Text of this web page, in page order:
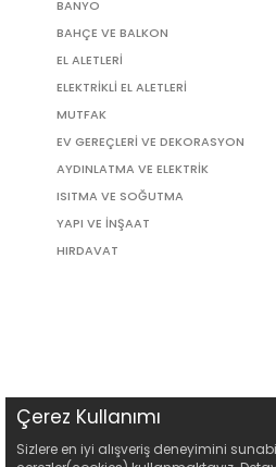
BANYO
BAHÇE VE BALKON
EL ALETLERİ
ELEKTRİKLİ EL ALETLERİ
MUTFAK
EV GEREÇLERİ VE DEKORASYON
AYDINLATMA VE ELEKTRİK
ISITMA VE SOĞUTMA
YAPI VE İNŞAAT
HIRDAVAT
Çerez Kullanımı
Sizlere en iyi alışveriş deneyimini